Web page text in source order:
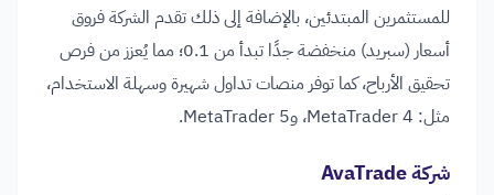
للمستثمرين المبتدئين، بالإضافة إلى ذلك تقدم الشركة فروق
أسعار (سبريد) منخفضة جدًا تبدأ من 0.1؛ مما يُعزز من فرص
تحقيق الأرباح، كما توفر منصات تداول شهيرة وسهلة الاستخدام،
مثل: MetaTrader 4، وMetaTrader 5.
شركة AvaTrade